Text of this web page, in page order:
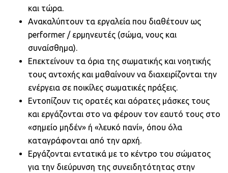
και τώρα.
Ανακαλύπτουν τα εργαλεία που διαθέτουν ως
performer / ερμηνευτές (σώμα, νους και
συναίσθημα).
Επεκτείνουν τα όρια της σωματικής και νοητικής
τους αντοχής και μαθαίνουν να διαχειρίζονται την
ενέργεια σε ποικίλες σωματικές πράξεις.
Εντοπίζουν τις ορατές και αόρατες μάσκες τους
και εργάζονται στο να φέρουν τον εαυτό τους στο
«σημείο μηδέν» ή «λευκό πανί», όπου όλα
καταγράφονται από την αρχή.
Εργάζονται εντατικά με το κέντρο του σώματος
για την διεύρυνση της συνειδητότητας στην